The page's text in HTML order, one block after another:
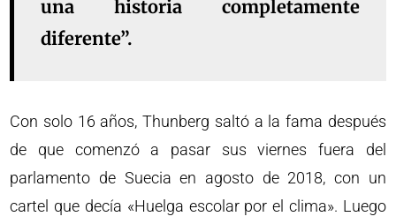
una historia completamente
diferente”.
Con solo 16 años, Thunberg saltó a la fama después
de que comenzó a pasar sus viernes fuera del
parlamento de Suecia en agosto de 2018, con un
cartel que decía «Huelga escolar por el clima». Luego